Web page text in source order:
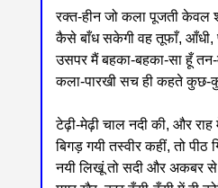
रक्त-हीन जो कला पूजती केवल
कैसे बाँध सकेगी वह तूफाँ, आँधी,
उसपर मैं बहका-बहका-सा हूँ तन-
कला-पारखी सच ही कहते कुछ-
टेढ़ी-मेढ़ी चाल नदी की, और राह
बिगड़ गयी तस्वीर कहीं, तो पीठ
नयी लिखूं तो सदी और अकबर से